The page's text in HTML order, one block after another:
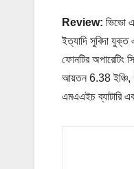
Review: ভিভো
ইত্যাদি সুবিদা
ফোনটির অপারেটিং
আয়তন 6.38 ইঞ্চি,
এমএএইচ ব্যাটারি